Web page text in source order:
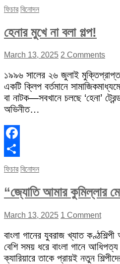
Share
ফিচার বিনোদন
হেনার মুখে না বলা গল্প!
March 13, 2025 2 Comments
১৯৯৬ সালের ২৬ জুলাই মুক্তিপ্রাপ্ত
একটি ক্লিপ বর্তমানে
বা নাটক—সবখানে চলছে ‘হেনা’
অভিনীত…
Facebook
Share
ফিচার বিনোদন
“জ্যোতি আমার কুমিল্লার
March 13, 2025 1 Comment
বাংলা গানের যুবরাজ খ্যাত
বেশি সময় ধরে বাংলা গানে
ক্যারিয়ারে তাকে প্রায়ই নতুন